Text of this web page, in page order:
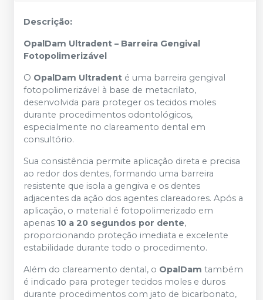
Descrição:
OpalDam Ultradent – Barreira Gengival
Fotopolimerizável
O OpalDam Ultradent é uma barreira gengival
fotopolimerizável à base de metacrilato,
desenvolvida para proteger os tecidos moles
durante procedimentos odontológicos,
especialmente no clareamento dental em
consultório.
Sua consistência permite aplicação direta e precisa
ao redor dos dentes, formando uma barreira
resistente que isola a gengiva e os dentes
adjacentes da ação dos agentes clareadores. Após a
aplicação, o material é fotopolimerizado em
apenas 10 a 20 segundos por dente,
proporcionando proteção imediata e excelente
estabilidade durante todo o procedimento.
Além do clareamento dental, o OpalDam também
é indicado para proteger tecidos moles e duros
durante procedimentos com jato de bicarbonato,